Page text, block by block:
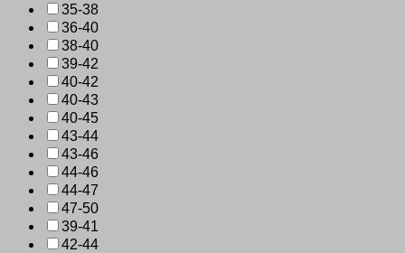
35-38
36-40
38-40
39-42
40-42
40-43
40-45
43-44
43-46
44-46
44-47
47-50
39-41
42-44